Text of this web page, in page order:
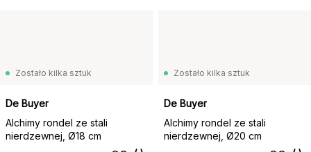
Zostało kilka sztuk
De Buyer
Alchimy rondel ze stali
nierdzewnej, Ø18 cm
Zostało kilka sztuk
De Buyer
Alchimy rondel ze stali
nierdzewnej, Ø20 cm